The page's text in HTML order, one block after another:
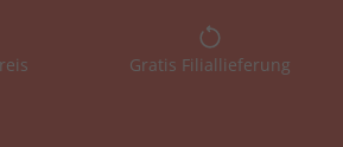
Gratis Filiallieferung